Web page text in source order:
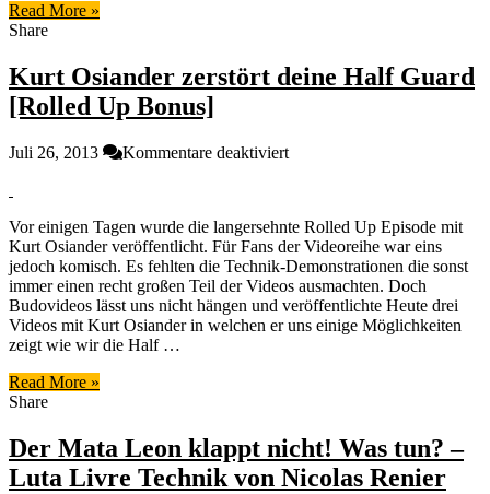
haben
kann
Read More »
Share
Kurt Osiander zerstört deine Half Guard
[Rolled Up Bonus]
Juli 26, 2013 Kommentare deaktiviertfür
deine
Half
Guard
[Rolled
Up
Bonus]
Vor einigen Tagen wurde die langersehnte Rolled Up Episode mit
Kurt Osiander veröffentlicht. Für Fans der Videoreihe war eins
jedoch komisch. Es fehlten die Technik-Demonstrationen die sonst
immer einen recht großen Teil der Videos ausmachten. Doch
Budovideos lässt uns nicht hängen und veröffentlichte Heute drei
Videos mit Kurt Osiander in welchen er uns einige Möglichkeiten
zeigt wie wir die Half …
Read More »
Share
Der Mata Leon klappt nicht! Was tun? –
Luta Livre Technik von Nicolas Renier